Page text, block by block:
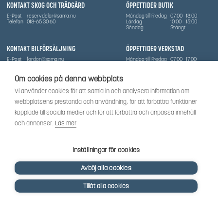
Om cookies på denna webbplats
Vi använder cookies för att samla in och analysera information om
webbplatsens prestanda och användning, för att förbättra funktioner
kopplade till sociala medier och för att förbättra och anpassa innehåll
och annonser. Läs mer
Inställningar för cookies
Avböj alla cookies
Tillåt alla cookies
ÖPPETTIDER BUTIK
Måndag till Fredag 07:00 18:00
Lördag
10:00
15:00
Söndag
Stängt
ÖPPETTIDER VERKSTAD
Måndag till Fredag 07:00 17:00
KONTAKT SKOG OCH TRÄDGÅRD
E-Post
reservdelar@sama.nu
Telefon 018-65 30 60
KONTAKT BILFÖRSÄLJNING
E-Post
fordon@sama.nu
OM SÅMA
Vi har sedan 1970-talet levererat skog-och trädgårdsprodukter till Uppsala med omnejd. Vi
har idag även ett brett utbud av dessa produkter samt BRP:s produktsortiment, gällande
Can-Am, Sea-Doo.
Vi är certifierad serviceverkstad.
SOCIALT